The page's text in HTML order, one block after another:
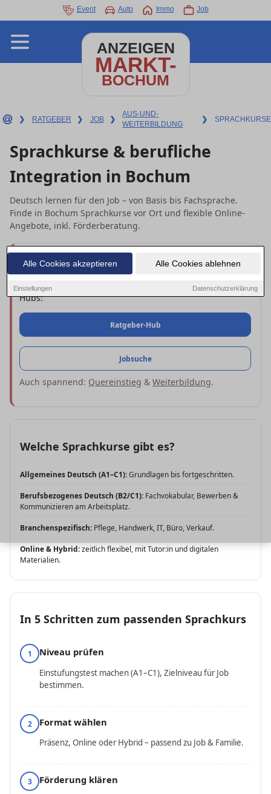
Alle Cookies akzeptieren Alle Cookies ablehnen
Einstellungen Datenschutzerklärung
Event Auto Immo Job
ANZEIGEN
MARKT-
BOCHUM
❯ RATGEBER ❯ JOB ❯
AUS-UND-
WEITERBILDUNG
❯ SPRACHKURSE
Sprachkurse & berufliche
Integration in Bochum
Deutsch lernen für den Job – von Basis bis Fachsprache.
Finde in Bochum Sprachkurse vor Ort und flexible Online-
Angebote, inkl. Förderberatung.
Schnell starten
Zu den Angeboten:
in Bochum. Nützliche
Hubs:
Ratgeber-Hub
Jobsuche
Auch spannend: Quereinstieg & Weiterbildung.
Welche Sprachkurse gibt es?
Allgemeines Deutsch (A1–C1):Grundlagen bis fortgeschritten.
Berufsbezogenes Deutsch (B2/C1): Fachvokabular, Bewerben &
Kommunizieren am Arbeitsplatz.
Branchenspezifisch: Pflege, Handwerk, IT, Büro, Verkauf.
Online & Hybrid:zeitlich flexibel, mit Tutor:in und digitalen
Materialien.
In 5 Schritten zum passenden Sprachkurs
1 Niveau prüfen
Einstufungstest machen (A1–C1), Zielniveau für Job
bestimmen.
2 Format wählen
Präsenz, Online oder Hybrid – passend zu Job & Familie.
3 Förderung klären